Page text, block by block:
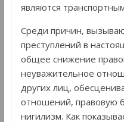
являются
Среди причин,
преступлений в
общее снижение
неуважительное
других лиц,
отношений, правовую
нигилизм. Как